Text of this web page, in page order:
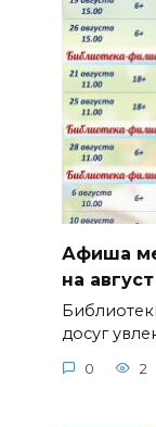
Афиша
на август
досуг
0 2